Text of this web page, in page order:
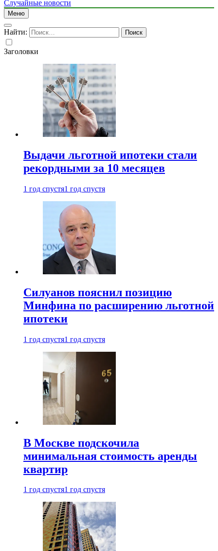
Случайные новости
Меню
Найти:
Заголовки
Выдачи льготной ипотеки стали
рекордными за 10 месяцев
1 год спустя1 год спустя
Силуанов пояснил позицию
Минфина по расширению льготной
ипотеки
1 год спустя1 год спустя
В Москве подскочила
минимальная стоимость аренды
квартир
1 год спустя1 год спустя